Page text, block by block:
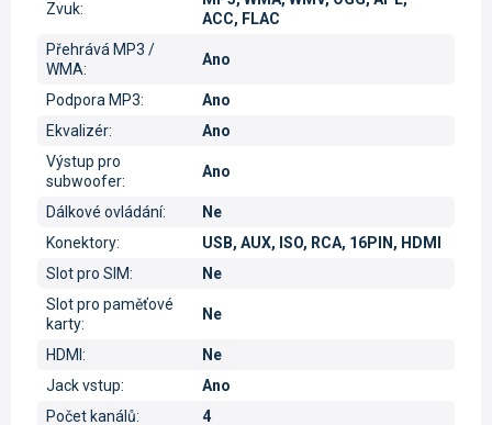
Zvuk:
ACC, FLAC
Přehrává MP3 /
WMA:
Ano
Podpora MP3:
Ano
Ekvalizér:
Ano
Výstup pro
subwoofer:
Ano
Dálkové ovládání:
Ne
Konektory:
USB, AUX, ISO, RCA, 16PIN, HDMI
Slot pro SIM:
Ne
Slot pro paměťové
karty:
Ne
HDMI :
Ne
Jack vstup:
Ano
Počet kanálů: 4